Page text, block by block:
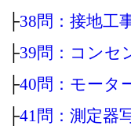
├38問：接地工
├39問：コンセ
├40問：モータ
├41問：測定器